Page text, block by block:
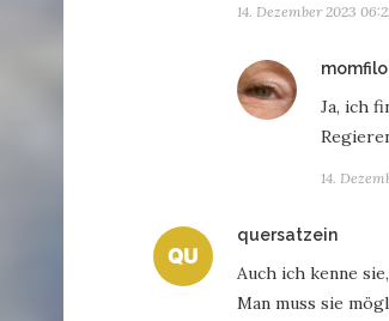
14. Dezember 2023
Ja, ich
14.
quersatzeinsagt:
Auch ich kenne
Man muss sie